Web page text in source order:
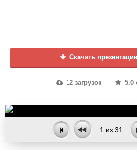
Скачать
12 загрузок 5.0
1 из 31